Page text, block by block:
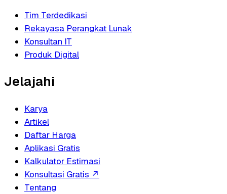
Tim Terdedikasi
Rekayasa Perangkat Lunak
Konsultan IT
Produk Digital
Jelajahi
Karya
Artikel
Daftar Harga
Aplikasi Gratis
Kalkulator Estimasi
Konsultasi Gratis ↗
Tentang